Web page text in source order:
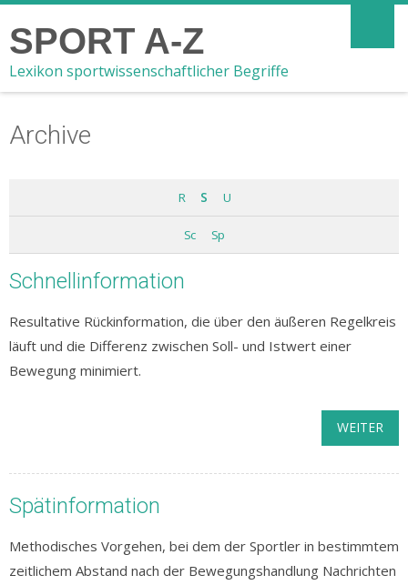
SPORT A-Z
Lexikon sportwissenschaftlicher Begriffe
Archive
R S U
Sc Sp
Schnellinformation
Resultative Rückinformation, die über den äußeren Regelkreis
läuft und die Differenz zwischen Soll- und Istwert einer
Bewegung minimiert.
WEITER
Spätinformation
Methodisches Vorgehen, bei dem der Sportler in bestimmtem
zeitlichem Abstand nach der Bewegungshandlung Nachrichten